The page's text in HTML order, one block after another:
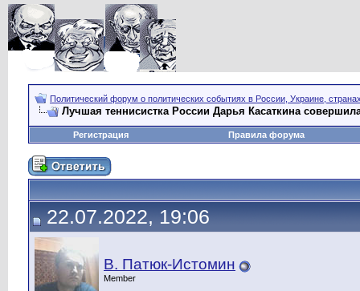
Политический форум о политических событиях в России, Украине,
Лучшая теннисистка России Дарья Касаткина
Регистрация Правила форума
22.07.2022, 19:06
В. Патюк-Истомин
Member